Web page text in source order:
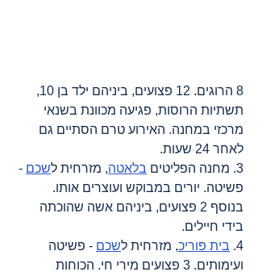
8 הרוגים. 12 פצועים, ביניהם ילד בן 10,
תשתיות הרוסות, פגיעה מכוונת בשנאי
מרכזי במחנה. האירוע טרם הסתיים גם
לאחר 24 שעות.
3. מחנה הפליטים
בלאטה, מזרחית לשכם -
פשיטה. יורים במבוקש ועוצרים אותו.
בנוסף 2 פצועים, ביניהם אשה שהוכתה
בידי חיילים.
4. בית פוריכ, מזרחית לשכם - פשיטה
ועימותים. 3 פצועים מירי חי. הכוחות